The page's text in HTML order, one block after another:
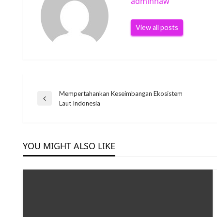
View all posts
Post
Previous
Mempertahankan Keseimbangan Ekosistem
Laut Indonesia
YOU MIGHT ALSO LIKE